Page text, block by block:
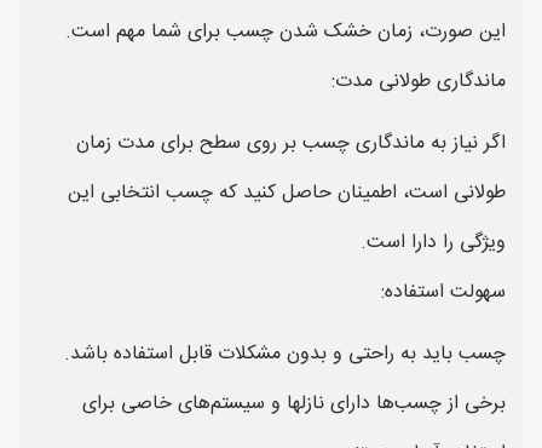
این صورت، زمان خشک شدن چسب برای شما مهم است.
ماندگاری طولانی مدت:
اگر نیاز به ماندگاری چسب بر روی سطح برای مدت زمان
طولانی است، اطمینان حاصل کنید که چسب انتخابی این
ویژگی را دارا است.
سهولت استفاده:
چسب باید به راحتی و بدون مشکلات قابل استفاده باشد.
برخی از چسب‌ها دارای نازلها و سیستم‌های خاصی برای